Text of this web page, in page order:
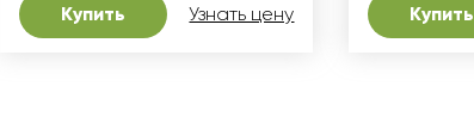
Купить Узнать цену Купить